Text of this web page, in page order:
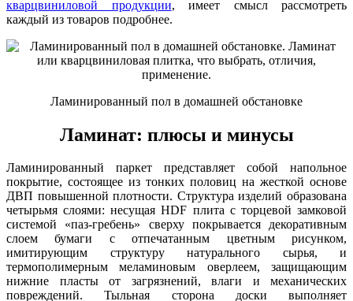
кварцвиниловой продукции, имеет смысл рассмотреть
каждый из товаров подробнее.
Ламинированный пол в домашней обстановке
Ламинат: плюсы и минусы
Ламинированный паркет представляет собой напольное
покрытие, состоящее из тонких половиц на жесткой основе
ДВП повышенной плотности. Структура изделий образована
четырьмя слоями: несущая HDF плита с торцевой замковой
системой «паз-гребень» сверху покрывается декоративным
слоем бумаги с отпечатанным цветным рисунком,
имитирующим структуру натурального сырья, и
термополимерным меламиновым оверлеем, защищающим
нижние пласты от загрязнений, влаги и механических
повреждений. Тыльная сторона доски выполняет